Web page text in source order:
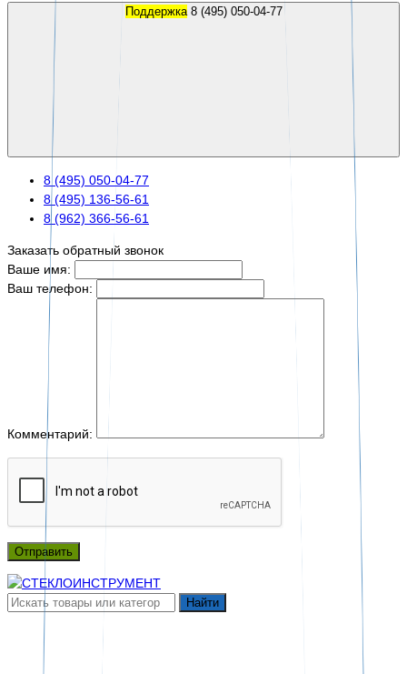
Поддержка 8 (495) 050-04-77
8 (495) 050-04-77
8 (495) 136-56-61
8 (962) 366-56-61
Заказать обратный звонок
Ваше имя:
Ваш телефон:
Комментарий:
Отправить
Найти